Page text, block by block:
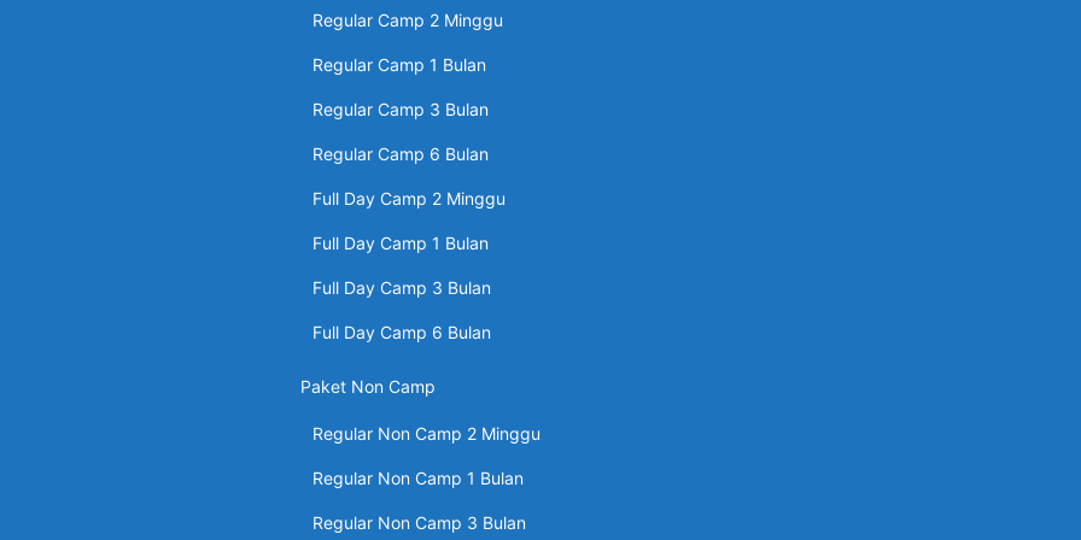
Regular Camp 2 Minggu
Regular Camp 1 Bulan
Regular Camp 3 Bulan
Regular Camp 6 Bulan
Full Day Camp 2 Minggu
Full Day Camp 1 Bulan
Full Day Camp 3 Bulan
Full Day Camp 6 Bulan
Paket Non Camp
Regular Non Camp 2 Minggu
Regular Non Camp 1 Bulan
Regular Non Camp 3 Bulan